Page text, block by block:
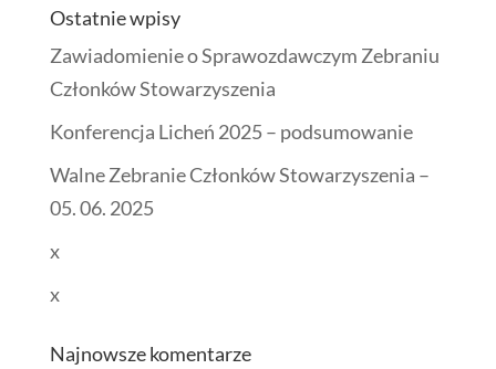
Ostatnie wpisy
Zawiadomienie o Sprawozdawczym Zebraniu
Członków Stowarzyszenia
Konferencja Licheń 2025 – podsumowanie
Walne Zebranie Członków Stowarzyszenia –
05. 06. 2025
x
x
Najnowsze komentarze